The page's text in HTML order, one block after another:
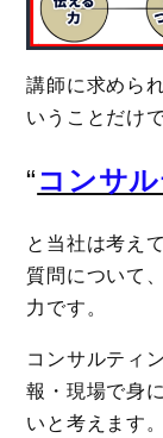
講師に求めら
いうことだけ
“コンサ
と当社は考え
質問について
力です。
コンサルティ
報・現場で身
いと考えます。